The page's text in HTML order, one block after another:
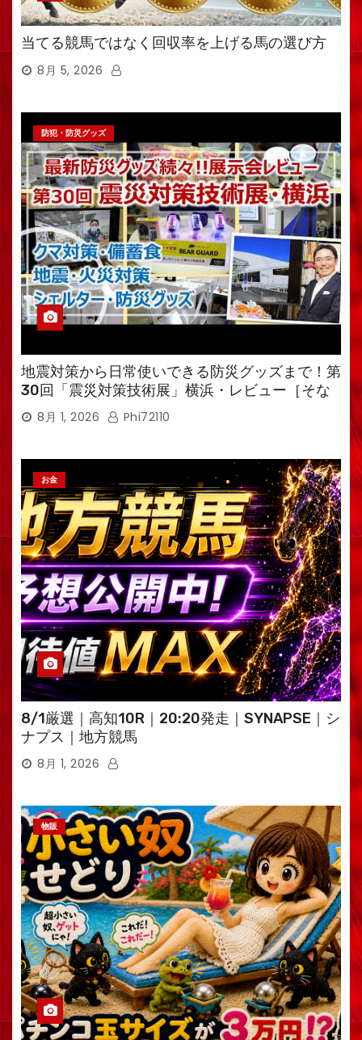
当てる競馬ではなく回収率を上げる馬の選び方
8月 5, 2026
防犯・防災グッズ
地震対策から日常使いできる防災グッズまで！第
30回「震災対策技術展」横浜・レビュー［そな
えるTV・高荷智也］
8月 1, 2026 Phi72110
お金
8/1厳選｜高知10R｜20:20発走｜SYNAPSE｜シ
ナプス｜地方競馬
8月 1, 2026
物販